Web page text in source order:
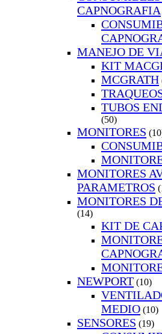
CAPNOGRAFIA
MANEJO DE
KIT
MCGRATH
TUBOS
(50)
MONITORES
MONITORES
PARAMETROS
MONITORES
(14)
KIT DE
NEWPORT (10)
MEDIO (10)
SENSORES (19)